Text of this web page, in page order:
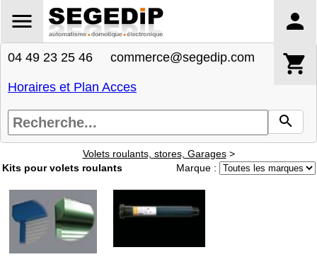
04 49 23 25 46 commerce@segedip.com
Horaires et Plan Acces
Volets roulants, stores, Garages>
Kits pour volets roulantsMarque :